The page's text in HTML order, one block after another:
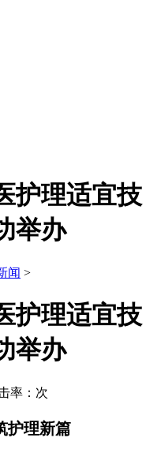
护理适宜技
举办
闻 >
护理适宜技
举办
率： 次
理新篇